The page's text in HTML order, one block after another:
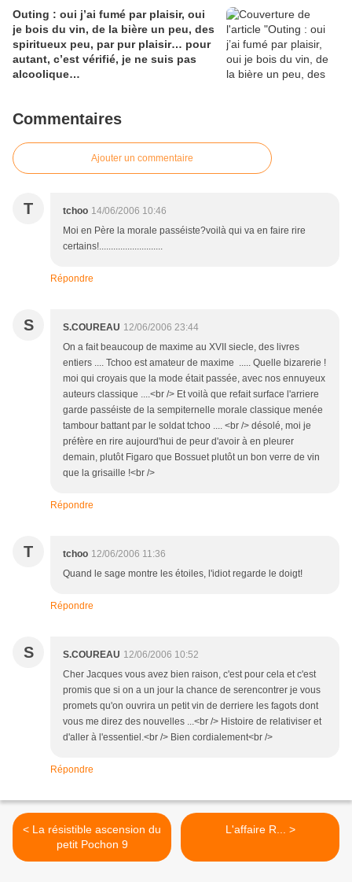
Outing : oui j’ai fumé par plaisir, oui
je bois du vin, de la bière un peu, des
spiritueux peu, par pur plaisir… pour
autant, c’est vérifié, je ne suis pas
alcoolique…
Commentaires
Ajouter un commentaire
T tchoo 14/06/2006 10:46
Moi en Père la morale passéiste?voilà qui va en faire rire
certains!...........................
Répondre
S S.COUREAU 12/06/2006 23:44
On a fait beaucoup de maxime au XVII siecle, des livres
entiers .... Tchoo est amateur de maxime ..... Quelle bizarerie !
moi qui croyais que la mode était passée, avec nos ennuyeux
auteurs classique ....<br /> Et voilà que refait surface l'arriere
garde passéiste de la sempiternelle morale classique menée
tambour battant par le soldat tchoo .... <br /> désolé, moi je
préfère en rire aujourd'hui de peur d'avoir à en pleurer
demain, plutôt Figaro que Bossuet plutôt un bon verre de vin
que la grisaille !<br />
Répondre
T tchoo 12/06/2006 11:36
Quand le sage montre les étoiles, l'idiot regarde le doigt!
Répondre
S S.COUREAU 12/06/2006 10:52
Cher Jacques vous avez bien raison, c'est pour cela et c'est
promis que si on a un jour la chance de serencontrer je vous
promets qu'on ouvrira un petit vin de derriere les fagots dont
vous me direz des nouvelles ...<br /> Histoire de relativiser et
d'aller à l'essentiel.<br /> Bien cordialement<br />
Répondre
< La résistible ascension du
petit Pochon 9
L'affaire R... >